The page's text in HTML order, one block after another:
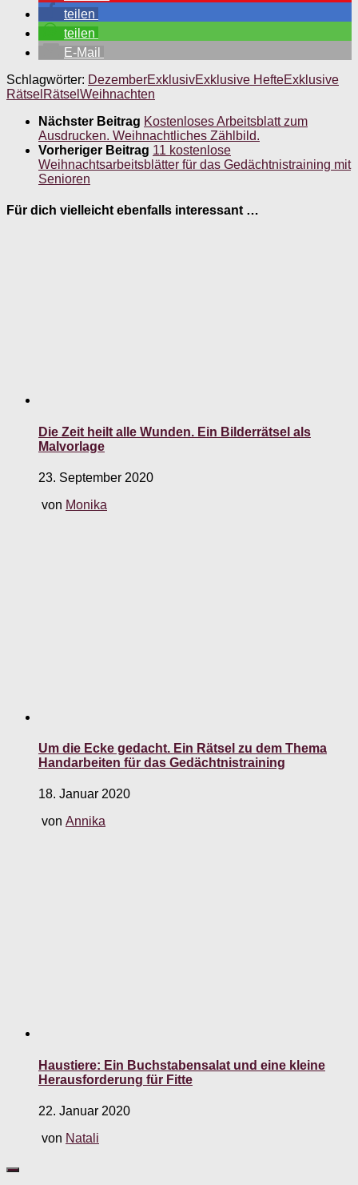
teilen
teilen
E-Mail
Schlagwörter: DezemberExklusivExklusive HefteExklusive
Rätsel Rätsel Weihnachten
Nächster Beitrag Kostenloses Arbeitsblatt zum
Ausdrucken. Weihnachtliches Zählbild.
Vorheriger Beitrag 11 kostenlose
Weihnachtsarbeitsblätter für das Gedächtnistraining mit
Senioren
Für dich vielleicht ebenfalls interessant …
Die Zeit heilt alle Wunden. Ein Bilderrätsel als
Malvorlage
23. September 2020
von Monika
Um die Ecke gedacht. Ein Rätsel zu dem Thema
Handarbeiten für das Gedächtnistraining
18. Januar 2020
von Annika
Haustiere: Ein Buchstabensalat und eine kleine
Herausforderung für Fitte
22. Januar 2020
von Natali